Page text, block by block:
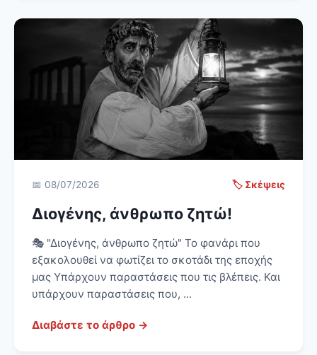
📅 08/07/2026 🏷️ Σκέψεις
Διογένης, άνθρωπο ζητώ!
🎭 "Διογένης, άνθρωπο ζητώ" Το φανάρι που
εξακολουθεί να φωτίζει το σκοτάδι της εποχής
μας Υπάρχουν παραστάσεις που τις βλέπεις. Και
υπάρχουν παραστάσεις που, ...
Διαβάστε το άρθρο →